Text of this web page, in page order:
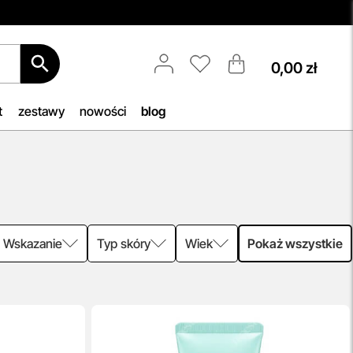
Spersonalizowane Próbki
starannie dobrane próbki
kosmetyków, dopasowane do
pielęgnacji w najlepszym wydaniu —
świadomie, z troską o Ciebie i Twoją
skórę.
0,00 zł
zestawy nowości blog
Wskazanie Typ skóry Wiek Pokaż wszystkie